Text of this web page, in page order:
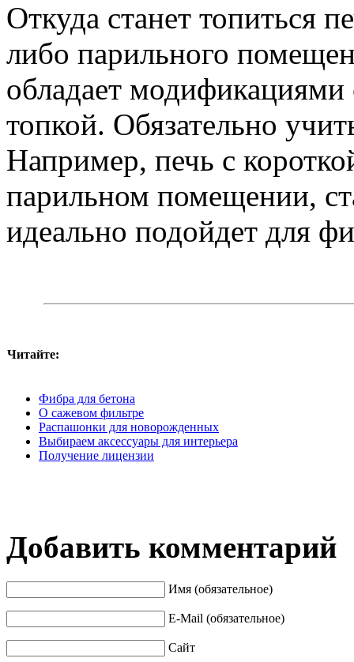
Откуда станет топиться
либо парильного
обладает
топкой. Обязательно
Например, печь с
парильном помещении,
идеально подойдет для
Читайте:
Фибра для бетона
О сажевом фильтре
Распашонки для новорожденных
Выбираем аксессуары для интерьера
Получение лицензии
Добавить комментарий
Имя (обязательное)
E-Mail (обязательное)
Сайт